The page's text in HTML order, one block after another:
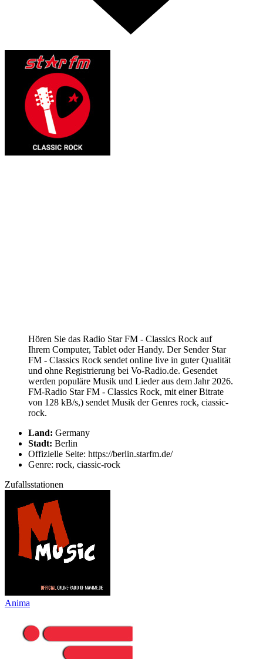
Hören Sie das Radio Star FM - Classics Rock auf
Ihrem Computer, Tablet oder Handy. Der Sender Star
FM - Classics Rock sendet online live in guter Qualität
und ohne Registrierung bei Vo-Radio.de. Gesendet
werden populäre Musik und Lieder aus dem Jahr 2026.
FM-Radio Star FM - Classics Rock, mit einer Bitrate
von 128 kB/s,) sendet Musik der Genres rock, ciassic-
rock.
Land: Germany
Stadt: Berlin
Offizielle Seite: https://berlin.starfm.de/
Genre: rock, ciassic-rock
Zufallsstationen
Anima